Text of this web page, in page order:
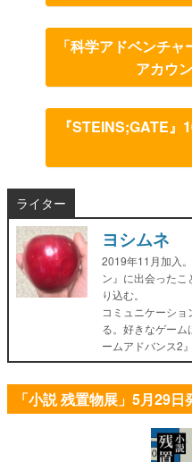
「科学アドベンチ
アカウ
『STEINS;GATE
ライター
ヨシムネ
2019年11月加入
ン』に出会った
り込む。
コミュニケーシ
る。好きなゲー
ームアドバンス2
「小説 残置物展」5月29日